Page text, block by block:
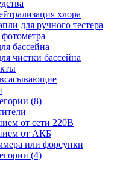
хлора
для ручного тестера
бассейна
чистки бассейна
(8)
от сети 220В
от АКБ
или форсунки
(4)